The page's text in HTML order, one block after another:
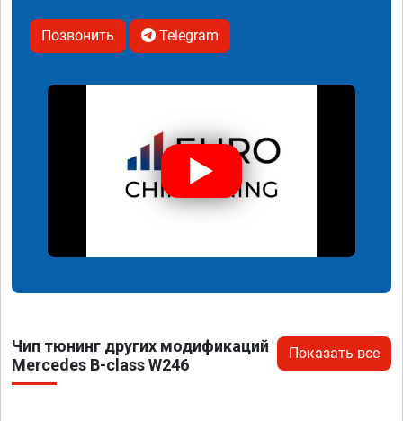
Позвонить Telegram
Чип тюнинг других модификаций
Mercedes B-class W246
Показать все